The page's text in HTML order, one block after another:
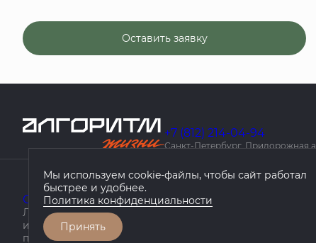
Оставить заявку
+7 (812) 214-04-94
Санкт-Петербург, Придорожная
О компании ПроектыГеография проектов Как
Любая информация, представленная на данном сайте,
информационный характер, не является публичной
положениями статьи 437 ГК РФ.
Мы используем cookie-файлы, чтобы сайт работал
быстрее и удобнее.
Политика конфиденциальности
Принять